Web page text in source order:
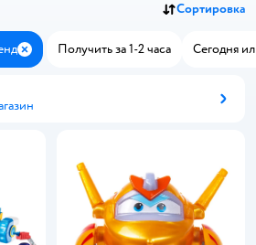
Сортировка
ЗакрытьПолучить за 1-2 часа Сегодня